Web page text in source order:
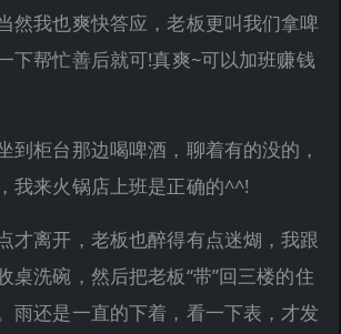
然我也爽快答应，老板更叫我们拿啤
下帮忙善后就可!真爽~可以加班赚钱
到柜台那边喝啤酒，聊着有的没的，
我来火锅店上班是正确的^^!
才离开，老板也醉得有点迷煳，我跟
桌洗碗，然后把老板“带”回三楼的住
雨还是一直的下着，看一下表，才发